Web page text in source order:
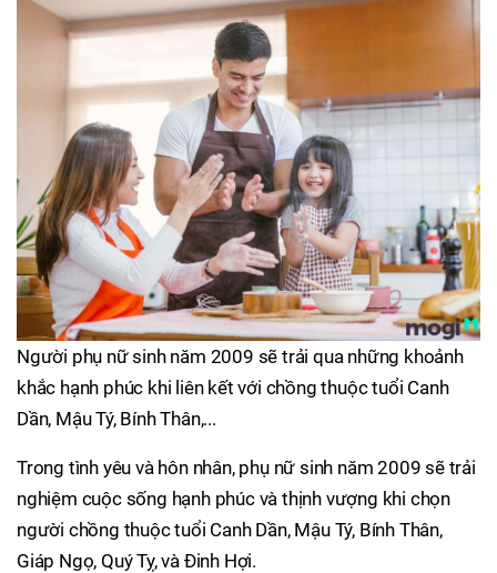
Người phụ nữ sinh năm 2009 sẽ trải qua những khoảnh
khắc hạnh phúc khi liên kết với chồng thuộc tuổi Canh
Dần, Mậu Tý, Bính Thân,...
Trong tình yêu và hôn nhân, phụ nữ sinh năm 2009 sẽ trải
nghiệm cuộc sống hạnh phúc và thịnh vượng khi chọn
người chồng thuộc tuổi Canh Dần, Mậu Tý, Bính Thân,
Giáp Ngọ, Quý Tỵ, và Đinh Hợi.